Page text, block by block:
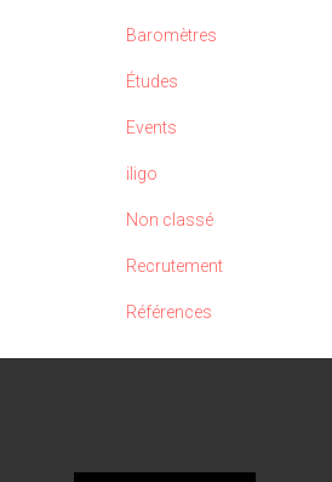
Baromètres
Études
Events
iligo
Non classé
Recrutement
Références